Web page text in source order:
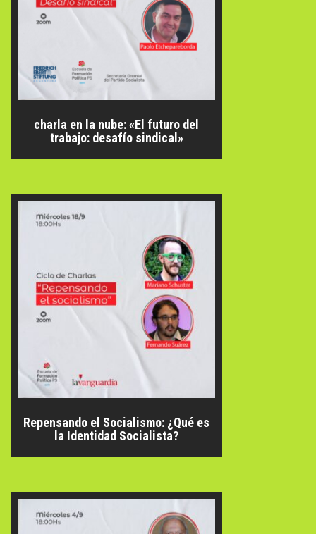
charla en la nube: «El futuro del
trabajo: desafío sindical»
Repensando el Socialismo: ¿Qué es
la Identidad Socialista?